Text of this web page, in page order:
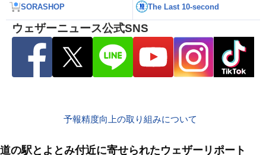
SORASHOP The Last 10-second
ウェザーニュース公式SNS
予報精度向上の取り組みについて
道の駅とよとみ付近に寄せられたウェザーリポート